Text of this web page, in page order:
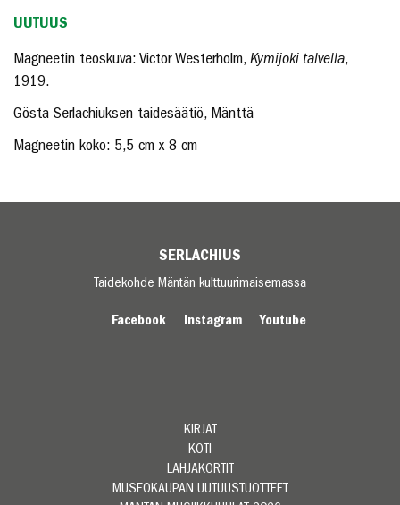
UUTUUS
Magneetin teoskuva: Victor Westerholm,Kymijoki talvella,
1919.
Gösta Serlachiuksen taidesäätiö, Mänttä
Magneetin koko: 5,5 cm x 8 cm
SERLACHIUS
Taidekohde Mäntän kulttuurimaisemassa
Facebook Instagram Youtube
KIRJAT
KOTI
LAHJAKORTIT
MUSEOKAUPAN UUTUUSTUOTTEET